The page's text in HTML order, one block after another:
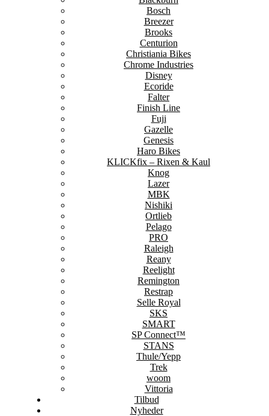
Bosch
Breezer
Brooks
Centurion
Christiania Bikes
Chrome Industries
Disney
Ecoride
Falter
Finish Line
Fuji
Gazelle
Genesis
Haro Bikes
KLICKfix – Rixen & Kaul
Knog
Lazer
MBK
Nishiki
Ortlieb
Pelago
PRO
Raleigh
Reany
Reelight
Remington
Restrap
Selle Royal
SKS
SMART
SP Connect™
STANS
Thule/Yepp
Trek
woom
Vittoria
Tilbud
Nyheder